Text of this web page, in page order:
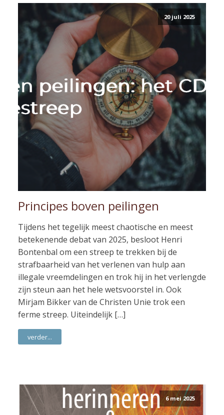
20 juli 2025
Principes boven peilingen
Tijdens het tegelijk meest chaotische en meest
betekenende debat van 2025, besloot Henri
Bontenbal om een streep te trekken bij de
strafbaarheid van het verlenen van hulp aan
illegale vreemdelingen en trok hij in het verlengde
zijn steun aan het hele wetsvoorstel in. Ook
Mirjam Bikker van de Christen Unie trok een
ferme streep. Uiteindelijk […]
verder...
6 mei 2025